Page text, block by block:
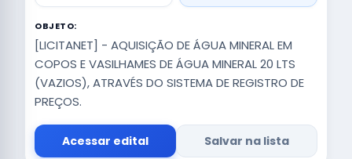
OBJETO:
[LICITANET] - AQUISIÇÃO DE ÁGUA MINERAL EM
COPOS E VASILHAMES DE ÁGUA MINERAL 20 LTS
(VAZIOS), ATRAVÉS DO SISTEMA DE REGISTRO DE
PREÇOS.
Acessar edital Salvar na lista